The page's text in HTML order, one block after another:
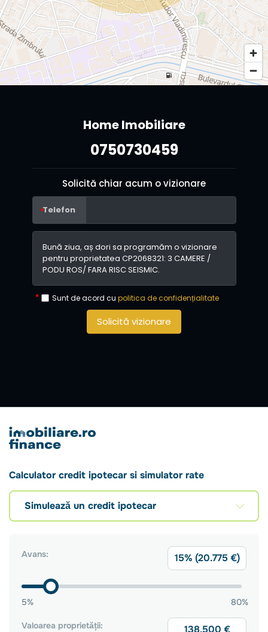
Home Imobiliare
0750730459
Solicită chiar acum o vizionare
Telefon
Sunt de acord cu politica de confidențialitate
Solicită vizionare